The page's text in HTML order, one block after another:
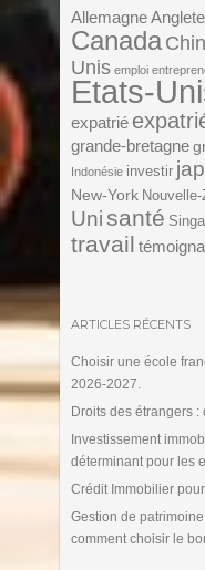
Allemagne
Canada
Unis emploi
Etats-
expatrié
grande-bretagne
Indonésie investir
New-York
Unisanté
travail
ARTICLES RÉCENTS
Choisir une école
2026-2027.
Droits des étrangers
Investissement
déterminant pour les
Crédit Immobilier
Gestion de
comment choisir le